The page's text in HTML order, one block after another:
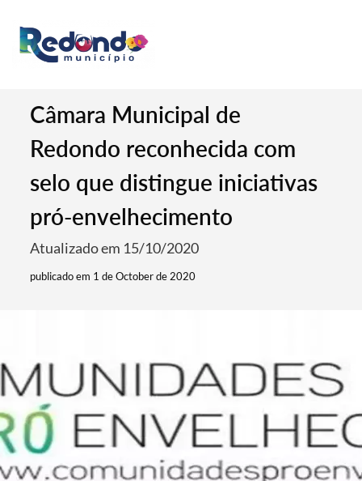
Câmara Municipal de
Redondo reconhecida com
selo que distingue iniciativas
pró-envelhecimento
Atualizado em 15/10/2020
publicado em 1 de October de 2020